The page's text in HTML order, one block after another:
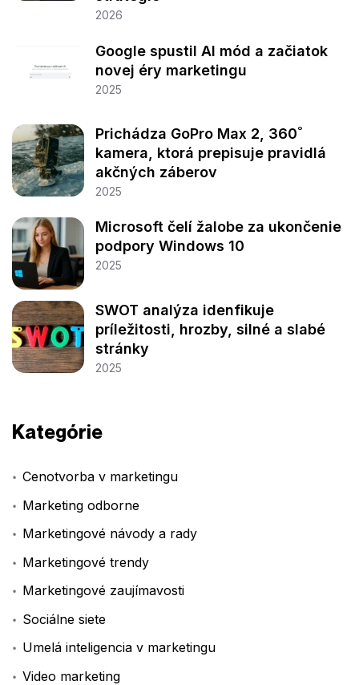
2026
Google spustil AI mód a začiatok
novej éry marketingu
2025
Prichádza GoPro Max 2, 360˚
kamera, ktorá prepisuje pravidlá
akčných záberov
2025
Microsoft čelí žalobe za ukončenie
podpory Windows 10
2025
SWOT analýza idenfikuje
príležitosti, hrozby, silné a slabé
stránky
2025
Kategórie
Cenotvorba v marketingu
Marketing odborne
Marketingové návody a rady
Marketingové trendy
Marketingové zaujímavosti
Sociálne siete
Umelá inteligencia v marketingu
Video marketing